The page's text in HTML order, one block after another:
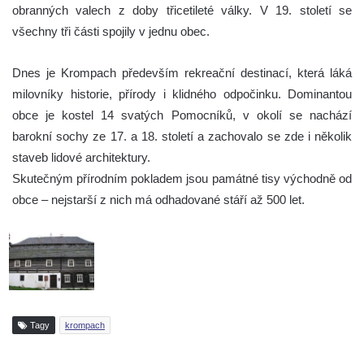
obranných valech z doby třicetileté války. V 19. století se
všechny tři části spojily v jednu obec.
Dnes je Krompach především rekreační destinací, která láká
milovníky historie, přírody i klidného odpočinku. Dominantou
obce je kostel 14 svatých Pomocníků, v okolí se nachází
barokní sochy ze 17. a 18. století a zachovalo se zde i několik
staveb lidové architektury.
Skutečným přírodním pokladem jsou památné tisy východně od
obce – nejstarší z nich má odhadované stáří až 500 let.
Tagy krompach